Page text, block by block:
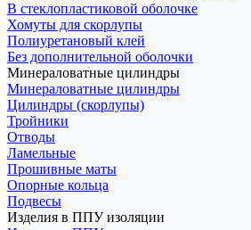
В стеклопластиковой оболочке
Хомуты для скорлупы
Полиуретановый клей
Без дополнительной оболочки
Минераловатные цилиндры
Минераловатные цилиндры
Цилиндры (скорлупы)
Тройники
Отводы
Ламельные
Прошивные маты
Опорные кольца
Подвесы
Изделия в ППУ изоляции